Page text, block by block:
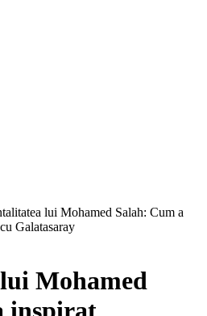
lui Mohamed Salah: Cum a
Galatasaray
Mohamed